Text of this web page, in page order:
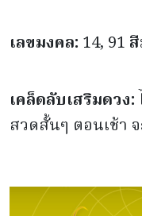
เลขมงคล: 14, 91
เคล็ดลับเสริมดวง:
สวดสั้นๆ ตอนเช้า